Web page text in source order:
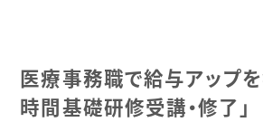
医療事務職で給与アップ
時間基礎研修受講・修了」